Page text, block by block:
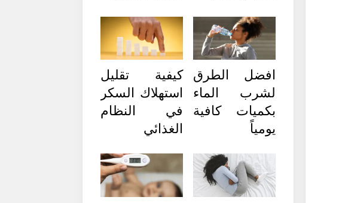
افضل الطرق
لشرب الماء
بكميات كافية
يومياً
كيفية تقليل
استهلاك السكر
في النظام
الغذائي